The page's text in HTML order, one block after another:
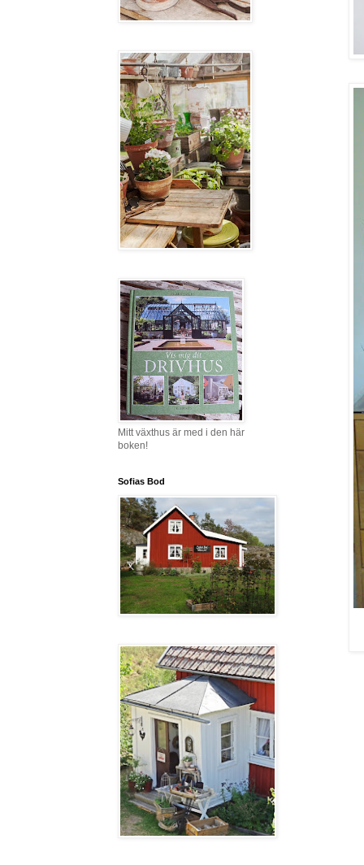
Mitt växthus är med i den här
boken!
Sofias Bod